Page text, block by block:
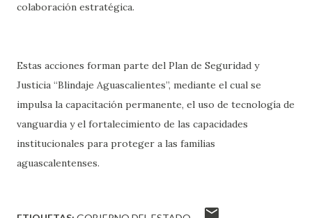
colaboración estratégica.
Estas acciones forman parte del Plan de Seguridad y
Justicia “Blindaje Aguascalientes”, mediante el cual se
impulsa la capacitación permanente, el uso de tecnología de
vanguardia y el fortalecimiento de las capacidades
institucionales para proteger a las familias
aguascalentenses.